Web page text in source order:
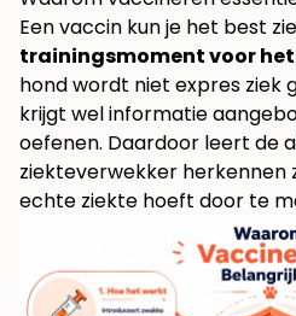
Een vaccin kun je het best
trainingsmoment voor
hond wordt niet expres ziek
krijgt wel informatie
oefenen. Daardoor leert de
ziekteverwekker herkennen
echte ziekte hoeft door te